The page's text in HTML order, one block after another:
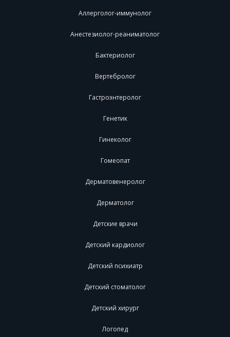
Аллерголог-иммунолог
Анестезиолог-реаниматолог
Бактериолог
Вертебролог
Гастроэнтеролог
Генетик
Гинеколог
Гомеопат
Дерматовенеролог
Дерматолог
Детские врачи
Детский кардиолог
Детский психиатр
Детский стоматолог
Детский хирург
Логопед